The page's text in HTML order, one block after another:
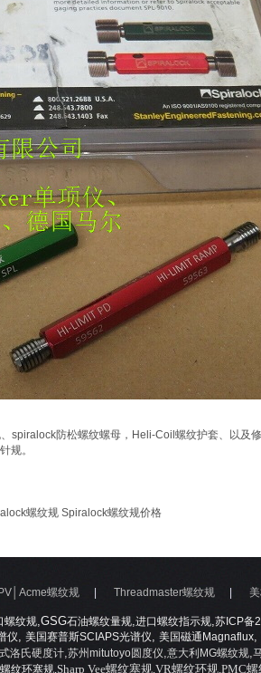
防松螺纹螺母，Heli-Coil螺纹护套、以及修
规。
螺纹规 Spiralock螺纹规价格
螺纹规,GSG石油螺纹量规,进口螺纹指示规,苏ICP备
仪, 美国赛普斯SCIAPS光谱仪, 美国磁通 Magnaflux,
洛氏硬度计,苏州mitutoyo圆度仪,意大利MG螺纹规,
纹环塞规,Sharp Vee螺纹塞规,VR螺纹环规,PMC
螺纹规 Threadmaster螺纹规